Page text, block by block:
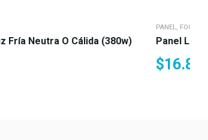
Fría Neutra O Cálida (380w)
PANEL, FOCO,
Panel LED
$